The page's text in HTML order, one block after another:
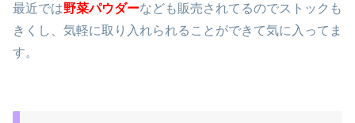
最近では野菜パウダーなども販売されてるのでストックも
きくし、気軽に取り入れられることができて気に入ってま
す。